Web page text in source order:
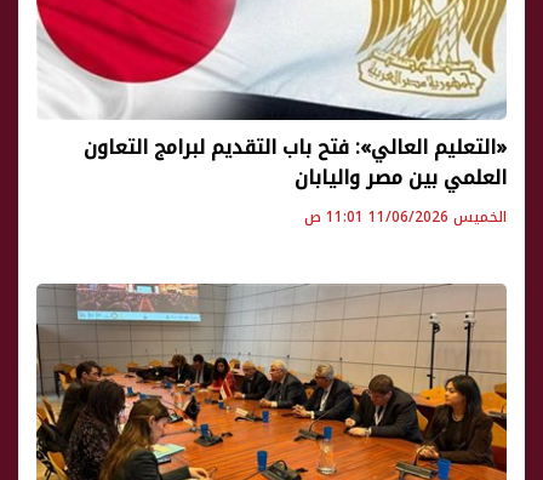
«التعليم العالي»: فتح باب التقديم لبرامج التعاون
العلمي بين مصر واليابان
الخميس 11/06/2026 11:01 ص